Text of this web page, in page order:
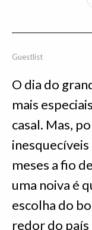
Guestlist
O dia do
mais
casal. Mas,
meses a fio
uma noiva é
escolha do
redor do país